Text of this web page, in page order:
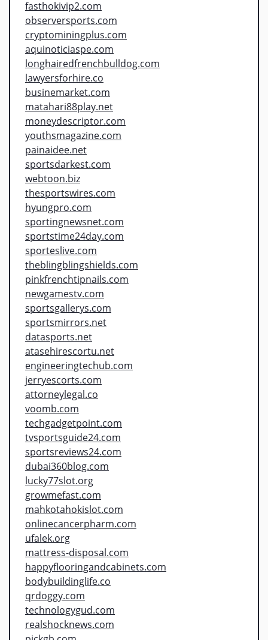
fasthokivip2.com
observersports.com
cryptominingplus.com
aquinoticiaspe.com
longhairedfrenchbulldog.com
lawyersforhire.co
businemarket.com
matahari88play.net
moneydescriptor.com
youthsmagazine.com
painaidee.net
sportsdarkest.com
webtoon.biz
thesportswires.com
hyungpro.com
sportingnewsnet.com
sportstime24day.com
sporteslive.com
theblingblingshields.com
pinkfrenchtipnails.com
newgamestv.com
sportsgallerys.com
sportsmirrors.net
datasports.net
atasehirescortu.net
engineeringtechub.com
jerryescorts.com
attorneylegal.co
voomb.com
techgadgetpoint.com
tvsportsguide24.com
sportsreviews24.com
dubai360blog.com
lucky77slot.org
growmefast.com
mahkotahokislot.com
onlinecancerpharm.com
ufalek.org
mattress-disposal.com
happyflooringandcabinets.com
bodybuildinglife.co
qrdoggy.com
technologygud.com
realshocknews.com